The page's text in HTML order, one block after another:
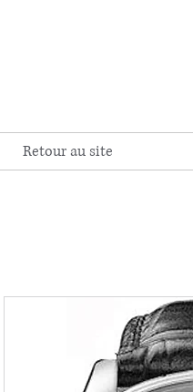
Retour au site